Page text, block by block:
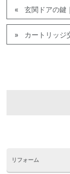
玄関ドアの鍵
カートリッジ
リフォーム